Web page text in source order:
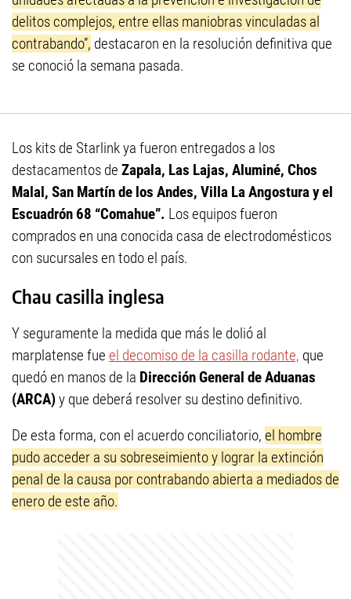
delitos complejos, entre ellas maniobras vinculadas al
contrabando”, destacaron en la resolución definitiva que
se conoció la semana pasada.
Los kits de Starlink ya fueron entregados a los
destacamentos de Zapala, Las Lajas, Aluminé, Chos
Malal, San Martín de los Andes, Villa La Angostura y el
Escuadrón 68 “Comahue”. Los equipos fueron
comprados en una conocida casa de electrodomésticos
con sucursales en todo el país.
Chau casilla inglesa
Y seguramente la medida que más le dolió al
marplatense fue el decomiso de la casilla rodante, que
quedó en manos de la Dirección General de Aduanas
(ARCA)y que deberá resolver su destino definitivo.
De esta forma, con el acuerdo conciliatorio, el hombre
pudo acceder a su sobreseimiento y lograr la extinción
penal de la causa por contrabando abierta a mediados de
enero de este año.